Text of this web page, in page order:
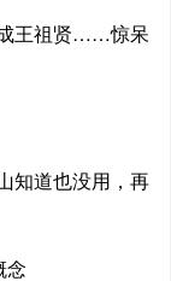
王祖贤……惊呆
知道也没用，再
念